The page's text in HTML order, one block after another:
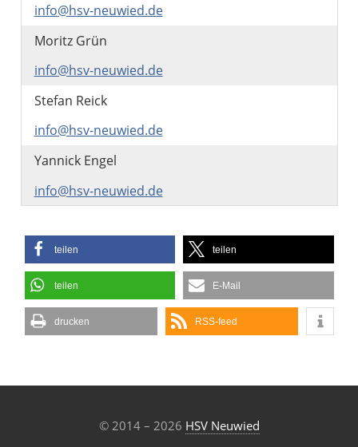
info@hsv-neuwied.de
Moritz Grün
info@hsv-neuwied.de
Stefan Reick
info@hsv-neuwied.de
Yannick Engel
info@hsv-neuwied.de
teilen teilen
teilen E-Mail
drucken RSS-feed
© 2014 – 2026 HSV Neuwied